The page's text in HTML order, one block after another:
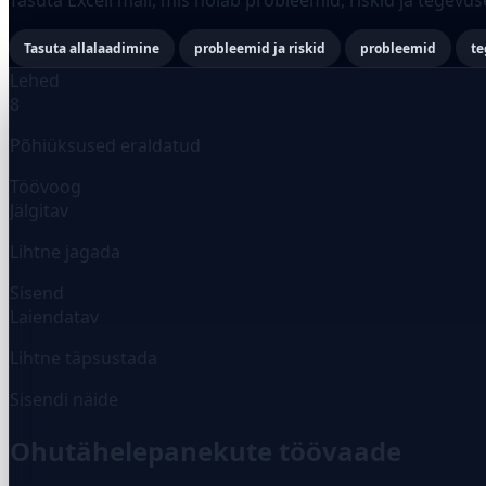
Tasuta allalaadimine probleemid ja riskid probleemid
Lehed
8
Põhiüksused eraldatud
Töövoog
Jälgitav
Lihtne jagada
Sisend
Laiendatav
Lihtne täpsustada
Sisendi näide
Ohutähelepanekute töövaade